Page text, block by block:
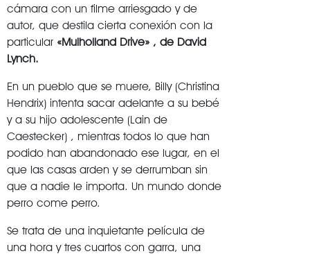
cámara con un filme arriesgado y de
autor, que destila cierta conexión con la
particular «Mulholland Drive» , de David
Lynch.
En un pueblo que se muere, Billy (Christina
Hendrix) intenta sacar adelante a su bebé
y a su hijo adolescente (Lain de
Caestecker) , mientras todos lo que han
podido han abandonado ese lugar, en el
que las casas arden y se derrumban sin
que a nadie le importa. Un mundo donde
perro come perro.
Se trata de una inquietante película de
una hora y tres cuartos con garra, una